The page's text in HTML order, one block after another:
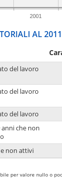
2001
AL 2011
del lavoro
del lavoro
del lavoro
anni che non
non attivi
per valore nullo o